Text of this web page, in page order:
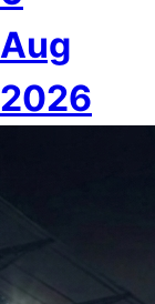
Aug
2026